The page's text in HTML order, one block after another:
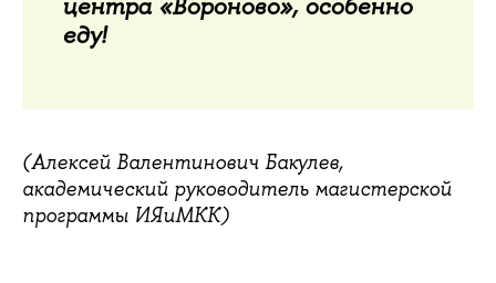
центра «Вороново», особенно
еду!
(Алексей Валентинович Бакулев,
академический руководитель магистерской
программы ИЯиМКК)